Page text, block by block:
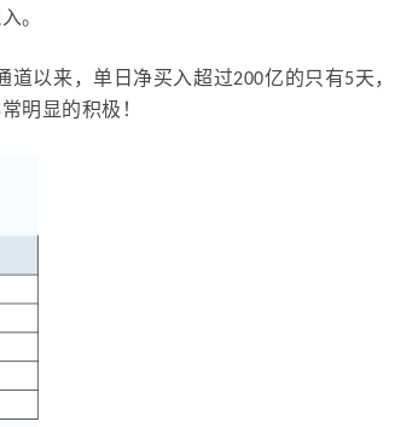
。
以来，单日净买入超过200亿的只有5天，
明显的积极！